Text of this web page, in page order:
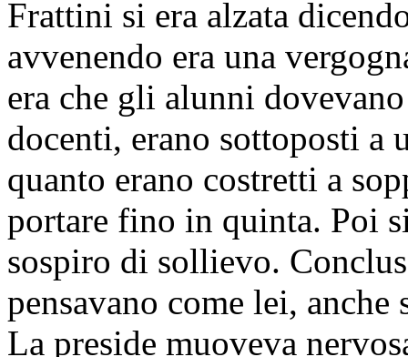
Frattini si era alzata
avvenendo era una
era che gli alunni
docenti, erano sottoposti a
quanto erano costretti a
portare fino in quinta. Poi
sospiro di sollievo.
pensavano come lei,
La preside muoveva